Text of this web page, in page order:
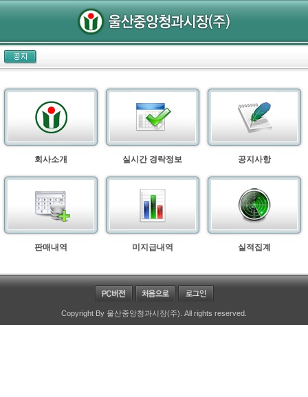
회사소개 실시간 경락정보 공지사항
판매내역 미지급내역 실적집계
Copyright By 울산중앙청과시장(주). All rights reserved.